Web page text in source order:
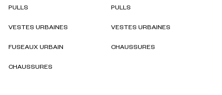
PULLS
VESTES URBAINES
FUSEAUX URBAIN
CHAUSSURES
PULLS
VESTES URBAINES
CHAUSSURES